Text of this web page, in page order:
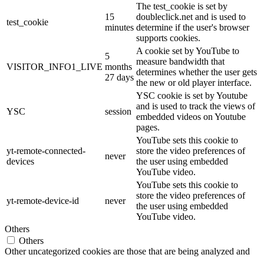
test_cookie
15
minutes
The test_cookie is set by
doubleclick.net and is used to
determine if the user's browser
supports cookies.
VISITOR_INFO1_LIVE
5
months
27 days
A cookie set by YouTube to
measure bandwidth that
determines whether the user gets
the new or old player interface.
YSC session
YSC cookie is set by Youtube
and is used to track the views of
embedded videos on Youtube
pages.
yt-remote-connected-
devices
never
YouTube sets this cookie to
store the video preferences of
the user using embedded
YouTube video.
yt-remote-device-id never
YouTube sets this cookie to
store the video preferences of
the user using embedded
YouTube video.
Others
Others
Other uncategorized cookies are those that are being analyzed and